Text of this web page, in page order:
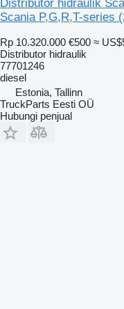
Distributor hidraulik
Scania P,G,R,T-series
Rp 10.320.000 €500 ≈
Distributor hidraulik
77701246
diesel
Estonia, Tallinn
TruckParts Eesti OÜ
Hubungi penjual